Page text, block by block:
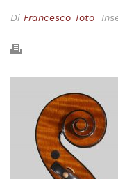
Di Francesco Toto